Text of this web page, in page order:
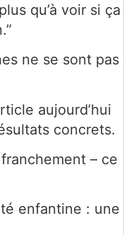
qu’à voir si ça
ne se sont pas
aujourd’hui
concrets.
– ce
enfantine : une